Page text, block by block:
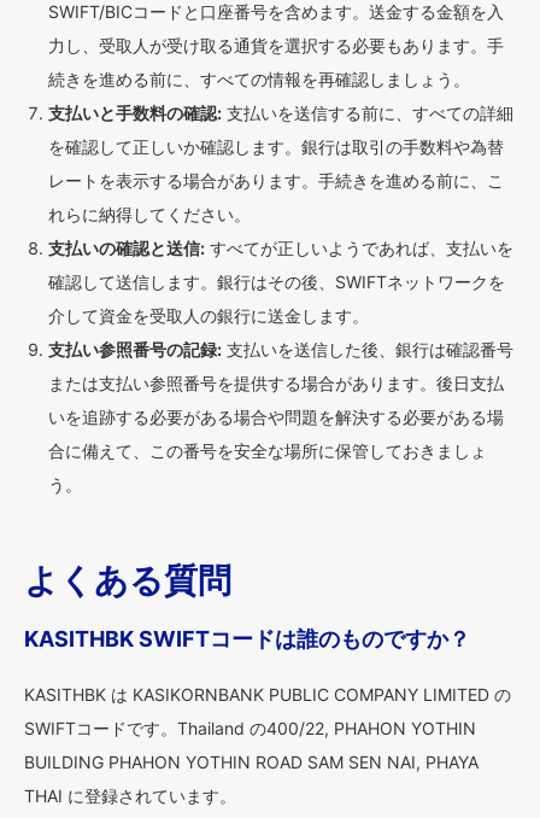
SWIFT/BICコードと口座番号を含めます。送金する金額を入
力し、受取人が受け取る通貨を選択する必要もあります。手
続きを進める前に、すべての情報を再確認しましょう。
支払いと手数料の確認: 支払いを送信する前に、すべての詳細
を確認して正しいか確認します。銀行は取引の手数料や為替
レートを表示する場合があります。手続きを進める前に、こ
れらに納得してください。
支払いの確認と送信: すべてが正しいようであれば、支払いを
確認して送信します。銀行はその後、SWIFTネットワークを
介して資金を受取人の銀行に送金します。
支払い参照番号の記録: 支払いを送信した後、銀行は確認番号
または支払い参照番号を提供する場合があります。後日支払
いを追跡する必要がある場合や問題を解決する必要がある場
合に備えて、この番号を安全な場所に保管しておきましょ
う。
よくある質問
KASITHBK SWIFTコードは誰のものですか？
KASITHBK は KASIKORNBANK PUBLIC COMPANY LIMITED の
SWIFTコードです。Thailand の400/22, PHAHON YOTHIN
BUILDING PHAHON YOTHIN ROAD SAM SEN NAI, PHAYA
THAI に登録されています。